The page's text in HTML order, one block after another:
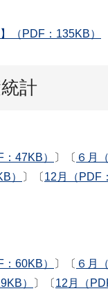
（PDF：135KB）
計
47KB） 〕〔 ６月
） 〕〔 12月（PDF
60KB） 〕〔 ６月
） 〕〔 12月（